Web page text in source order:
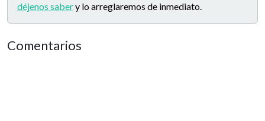
déjenos sabery lo arreglaremos de inmediato.
Comentarios